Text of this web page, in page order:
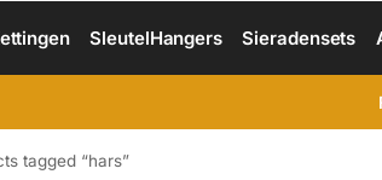
SleutelHangers Sieradensets
tagged “hars”